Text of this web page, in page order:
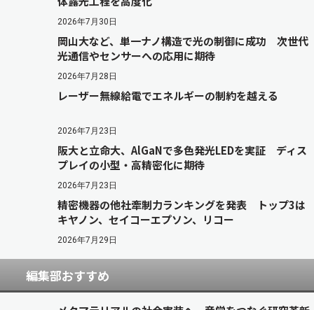
2026年7月30日
岡山大など、単一ナノ構造で光の制御に成功 次世代
光通信やセンサーへの応用に期待
2026年7月28日
レーザー無線給電でエネルギーの制約を越える
2026年7月23日
阪大と立命大、AlGaNで多色発光LEDを実証 ディス
プレイの小型・高精密化に期待
2026年7月23日
精密機器の他社牽制力ランキングを発表 トップ3は
キヤノン、セイコーエプソン、リコー
2026年7月29日
編集部おすすめ